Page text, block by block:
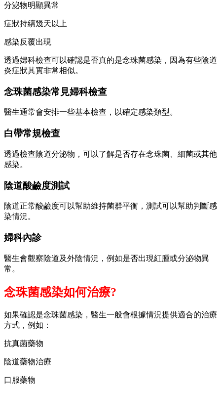
分泌物明顯異常
症狀持續幾天以上
感染反覆出現
透過婦科檢查可以確認是否真的是念珠菌感染，因為有些陰道
炎症狀其實非常相似。
念珠菌感染常見婦科檢查
醫生通常會安排一些基本檢查，以確定感染類型。
白帶常規檢查
透過檢查陰道分泌物，可以了解是否存在念珠菌、細菌或其他
感染。
陰道酸鹼度測試
陰道正常酸鹼度可以幫助維持菌群平衡，測試可以幫助判斷感
染情況。
婦科內診
醫生會觀察陰道及外陰情況，例如是否出現紅腫或分泌物異
常。
念珠菌感染如何治療?
如果確認是念珠菌感染，醫生一般會根據情況提供適合的治療
方式，例如：
抗真菌藥物
陰道藥物治療
口服藥物